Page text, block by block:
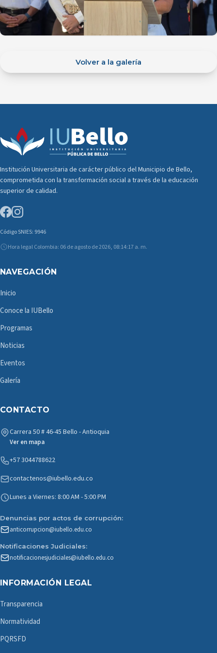
Volver a la galería
Institución Universitaria de carácter público del Municipio de Bello,
comprometida con la transformación social a través de la educación
superior de calidad.
Código SNIES: 9946
Hora legal Colombia: 06 de agosto de 2026, 08:14:17 a. m.
NAVEGACIÓN
Inicio
Conoce la IUBello
Programas
Noticias
Eventos
Galería
CONTACTO
Carrera 50 # 46-45 Bello - Antioquia
Ver en mapa
+57 3044788622
contactenos@iubello.edu.co
Lunes a Viernes: 8:00 AM - 5:00 PM
Denuncias por actos de corrupción:
anticorrupcion@iubello.edu.co
Notificaciones Judiciales:
notificacionesjudiciales@iubello.edu.co
INFORMACIÓN LEGAL
Transparencia
Normatividad
PQRSFD